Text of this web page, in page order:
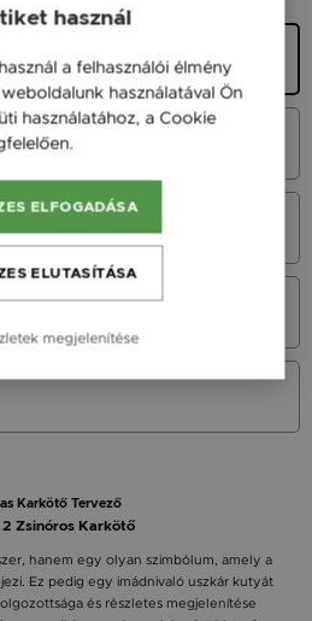
Karkötő Tervező
2 Zsinóros Karkötő
hanem egy olyan szimbólum, amely a
Ez pedig egy imádnivaló uszkár kutyát
és részletes megjelenítése
használ
a felhasználói élmény
használatával Ön
használatához, a Cookie
ELFOGADÁSA
ELUTASÍTÁSA
megjelenítése